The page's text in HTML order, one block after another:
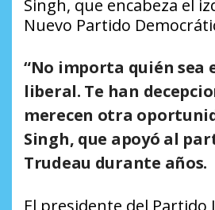
Singh, que encabeza el
Nuevo Partido
“No importa quién sea
liberal. Te han
merecen otra
Singh, que apoyó al
Trudeau durante años.